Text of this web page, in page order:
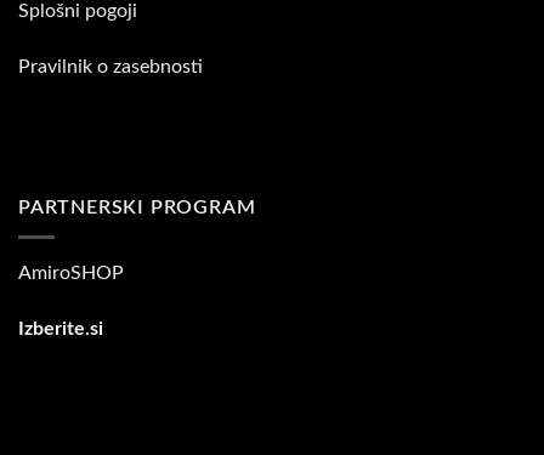
Splošni pogoji
Pravilnik o zasebnosti
PARTNERSKI PROGRAM
AmiroSHOP
Izberite.si